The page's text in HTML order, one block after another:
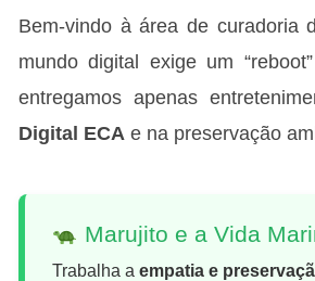
Bem-vindo à área de curadoria
mundo digital exige um
entregamos apenas
Digital ECA e na preservação
Marujito e a Vida
Trabalha a empatia e